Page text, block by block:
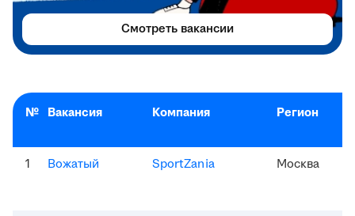
№ Вакансия Компания Регион
1 Вожатый SportZania Москва
Смотреть вакансии